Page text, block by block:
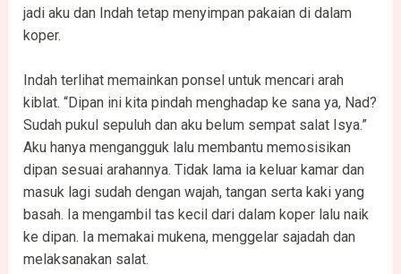
jadi aku dan Indah tetap menyimpan pakaian di dalam
koper.
Indah terlihat memainkan ponsel untuk mencari arah
kiblat. “Dipan ini kita pindah menghadap ke sana ya, Nad?
Sudah pukul sepuluh dan aku belum sempat salat Isya.”
Aku hanya mengangguk lalu membantu memosisikan
dipan sesuai arahannya. Tidak lama ia keluar kamar dan
masuk lagi sudah dengan wajah, tangan serta kaki yang
basah. Ia mengambil tas kecil dari dalam koper lalu naik
ke dipan. Ia memakai mukena, menggelar sajadah dan
melaksanakan salat.